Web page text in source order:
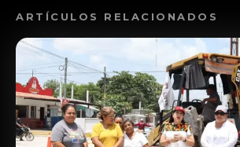
ARTÍCULOS RELACIONADOS